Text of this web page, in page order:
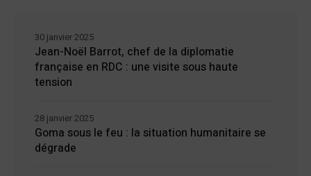
Jean-Noël Barrot, chef de la diplomatie
française en RDC : une visite sous haute
tension
30 janvier 2025
Goma sous le feu : la situation humanitaire se
dégrade
28 janvier 2025